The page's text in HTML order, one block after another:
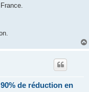
de réduction en